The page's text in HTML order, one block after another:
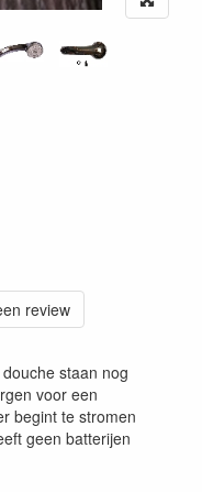
review
staan nog
voor een
begint te stromen
geen batterijen